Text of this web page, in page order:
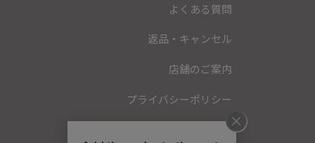
よくある質問
返品・キャンセル
店舗のご案内
プライバシーポリシー
特定商取引法に基づく表記